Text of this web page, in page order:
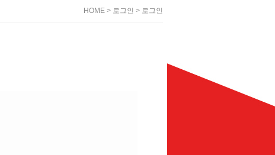
HOME > 로그인 > 로그인